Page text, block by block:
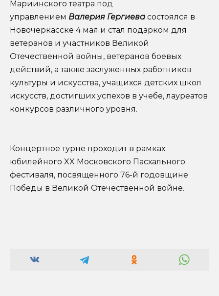
Мариинского театра под
управлением Валерия Гергиева состоялся в
Новочеркасске 4 мая и стал подарком для
ветеранов и участников Великой
Отечественной войны, ветеранов боевых
действий, а также заслуженных работников
культуры и искусства, учащихся детских школ
искусств, достигших успехов в учебе, лауреатов
конкурсов различного уровня.
Концертное турне проходит в рамках
юбилейного XX Московского Пасхального
фестиваля, посвященного 76-й годовщине
Победы в Великой Отечественной войне.